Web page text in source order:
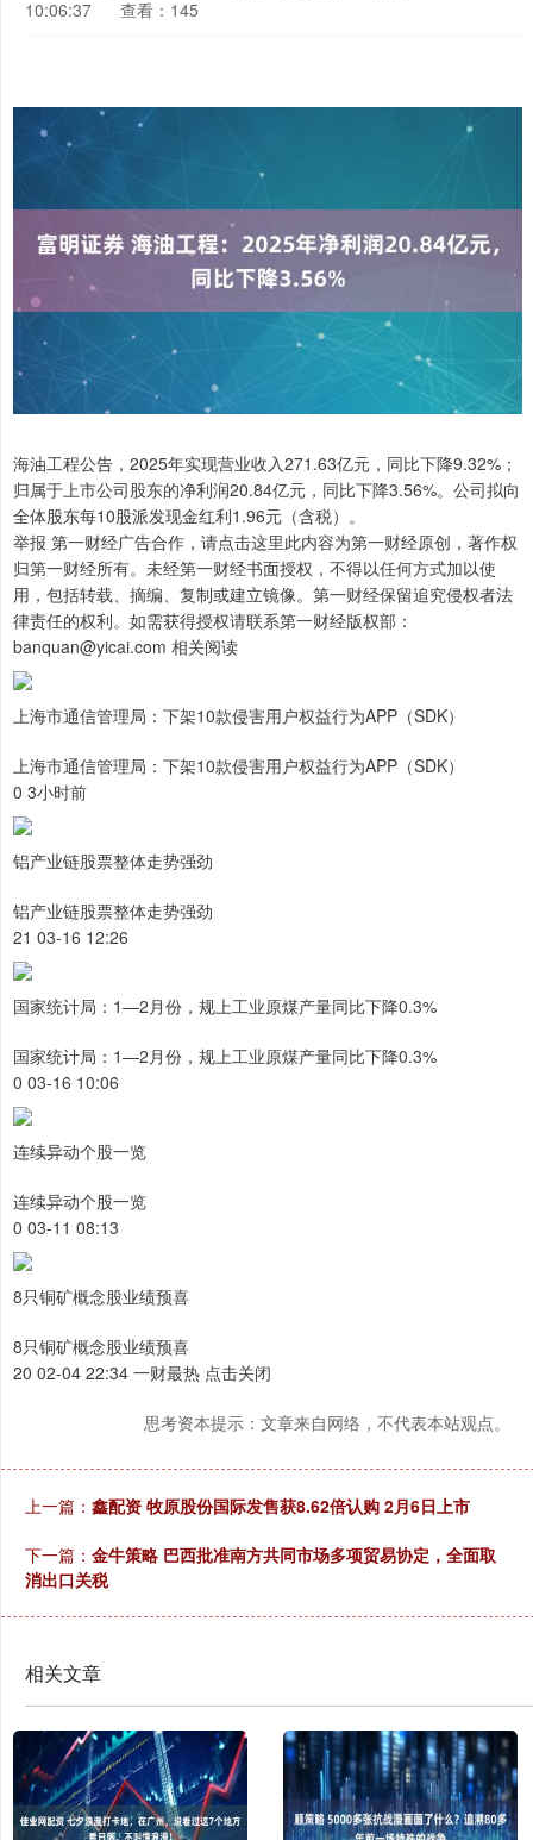
10:06:37
查看：145
海油工程公告，2025年实现营业收入271.63亿元，同比下降9.32%；
归属于上市公司股东的净利润20.84亿元，同比下降3.56%。公司拟向
全体股东每10股派发现金红利1.96元（含税）。
举报 第一财经广告合作，请点击这里此内容为第一财经原创，著作权
归第一财经所有。未经第一财经书面授权，不得以任何方式加以使
用，包括转载、摘编、复制或建立镜像。第一财经保留追究侵权者法
律责任的权利。如需获得授权请联系第一财经版权部：
banquan@yicai.com 相关阅读
上海市通信管理局：下架10款侵害用户权益行为APP（SDK）
上海市通信管理局：下架10款侵害用户权益行为APP（SDK）
0 3小时前
铝产业链股票整体走势强劲
铝产业链股票整体走势强劲
21 03-16 12:26
国家统计局：1—2月份，规上工业原煤产量同比下降0.3%
国家统计局：1—2月份，规上工业原煤产量同比下降0.3%
0 03-16 10:06
连续异动个股一览
连续异动个股一览
0 03-11 08:13
8只铜矿概念股业绩预喜
8只铜矿概念股业绩预喜
20 02-04 22:34 一财最热 点击关闭
思考资本提示：文章来自网络，不代表本站观点。
上一篇： 鑫配资 牧原股份国际发售获8.62倍认购 2月6日上市
下一篇： 金牛策略 巴西批准南方共同市场多项贸易协定，全面取
消出口关税
相关文章